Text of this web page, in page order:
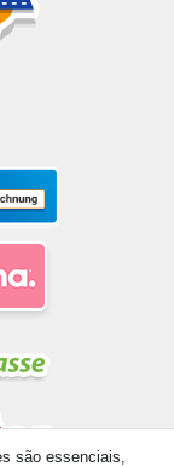
são essenciais,